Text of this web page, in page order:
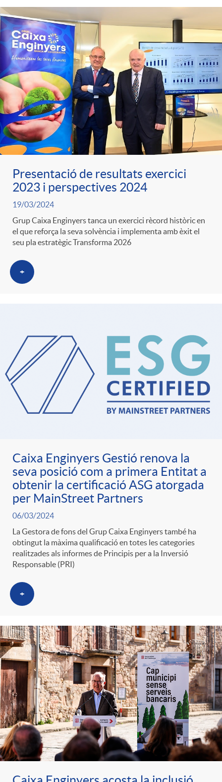
Presentació de resultats exercici
2023 i perspectives 2024
19/03/2024
Grup Caixa Enginyers tanca un exercici rècord històric en
el que reforça la seva solvència i implementa amb èxit el
seu pla estratègic Transforma 2026
+
Caixa Enginyers Gestió renova la
seva posició com a primera Entitat a
obtenir la certificació ASG atorgada
per MainStreet Partners
06/03/2024
La Gestora de fons del Grup Caixa Enginyers també ha
obtingut la màxima qualificació en totes les categories
realitzades als informes de Principis per a la Inversió
Responsable (PRI)
+